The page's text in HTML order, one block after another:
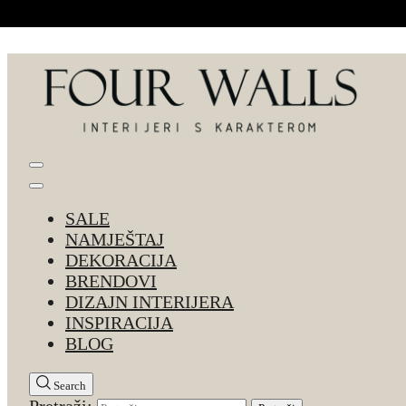
SALE
NAMJEŠTAJ
DEKORACIJA
BRENDOVI
DIZAJN INTERIJERA
INSPIRACIJA
BLOG
Search